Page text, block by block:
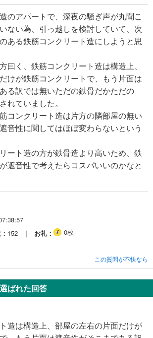
のアパートで、深夜の騒ぎ声が丸聞こ
ない為、引っ越しを検討していて、次
ある鉄筋コンクリート造にしようと思
曰く、鉄筋コンクリート造は構造上、
けが鉄筋コンクリートで、もう片面は
る訳では無いただの鉄骨だかただの
れていました。
コンクリート造は片方の隣部屋の無い
音性に関してはほぼ変わらないという
ート造の方が鉄骨造より高いため、鉄
遮音性で考えたらコスパいいのかなと
152 お礼
0枚
この質問が不快なら
ばれた回答
造は構造上、部屋の左右の片面だけが